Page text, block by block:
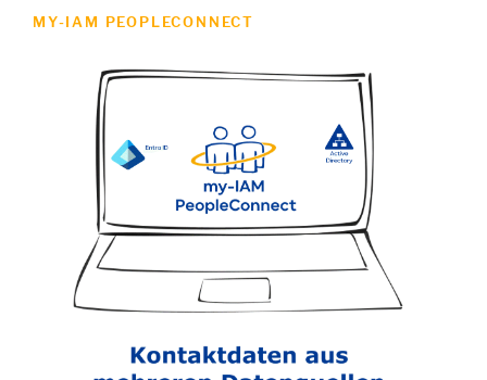
MY-IAM PEOPLECONNECT